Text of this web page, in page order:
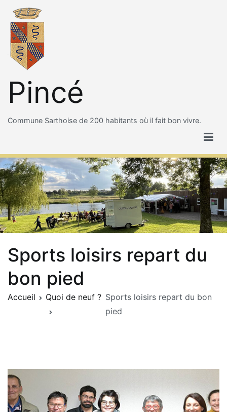
contenu
Pincé
Commune Sarthoise de 200 habitants où il fait bon vivre.
Sports loisirs repart du
bon pied
Accueil Quoi de neuf ? Sports loisirs repart du bon
pied